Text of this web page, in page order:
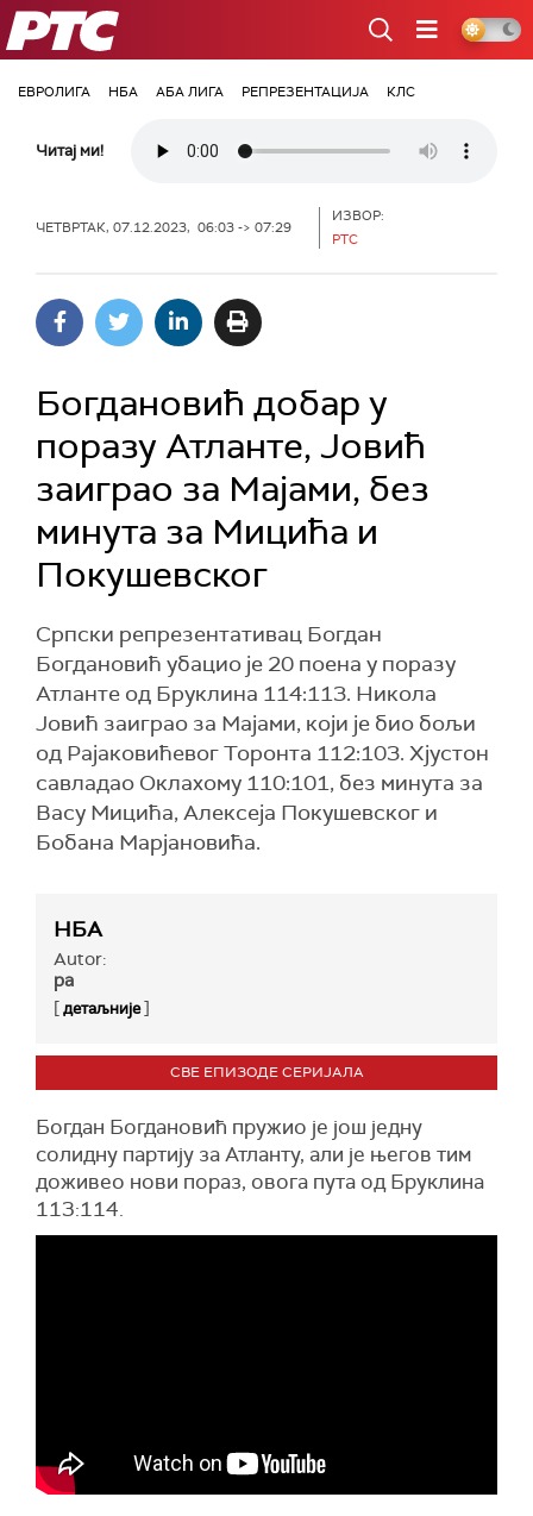
РТС
ЕВРОЛИГА НБА АБА ЛИГА РЕПРЕЗЕНТАЦИЈА КЛС
Читај ми!
ЧЕТВРТАК, 07.12.2023, 06:03 -> 07:29
ИЗВОР:
РТС
Богдановић добар у
поразу Атланте, Јовић
заиграо за Мајами, без
минута за Мицића и
Покушевског
Српски репрезентативац Богдан
Богдановић убацио је 20 поена у поразу
Атланте од Бруклина 114:113. Никола
Јовић заиграо за Мајами, који је био бољи
од Рајаковићевог Торонта 112:103. Хјустон
савладао Оклахому 110:101, без минута за
Васу Мицића, Алексеја Покушевског и
Бобана Марјановића.
НБА
Autor:
ра
[детаљније]
СВЕ ЕПИЗОДЕ СЕРИЈАЛА
Богдан Богдановић пружио је још једну
солидну партију за Атланту, али је његов тим
доживео нови пораз, овога пута од Бруклина
113:114.